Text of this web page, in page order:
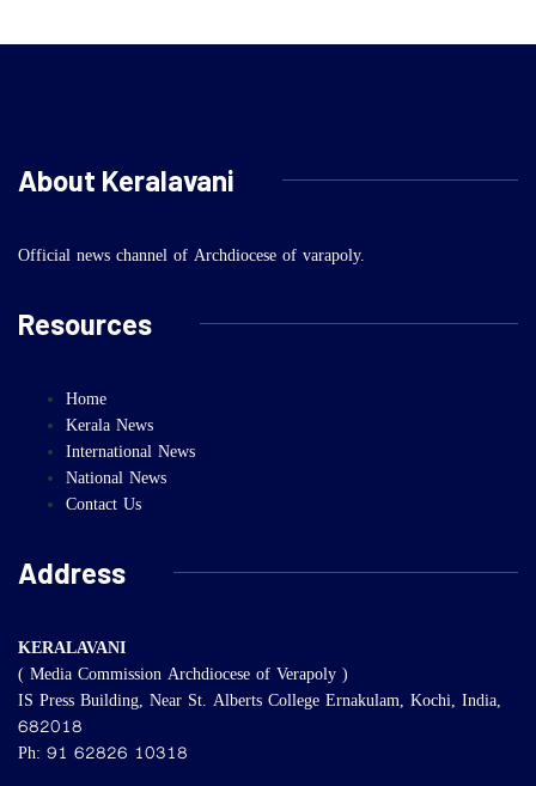
About Keralavani
Official news channel of Archdiocese of varapoly.
Resources
Home
Kerala News
International News
National News
Contact Us
Address
KERALAVANI
( Media Commission Archdiocese of Verapoly )
IS Press Building, Near St. Alberts College Ernakulam, Kochi, India,
682018
Ph: 91 62826 10318